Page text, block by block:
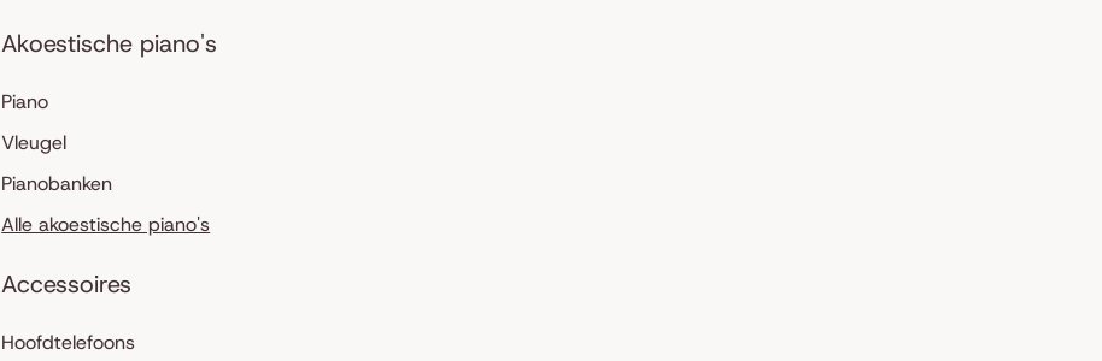
Akoestische piano's
Piano
Vleugel
Pianobanken
Alle akoestische piano's
Accessoires
Hoofdtelefoons